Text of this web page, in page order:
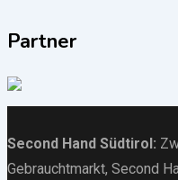
Partner
Second Hand Südtirol :
Gebrauchtmarkt, Second